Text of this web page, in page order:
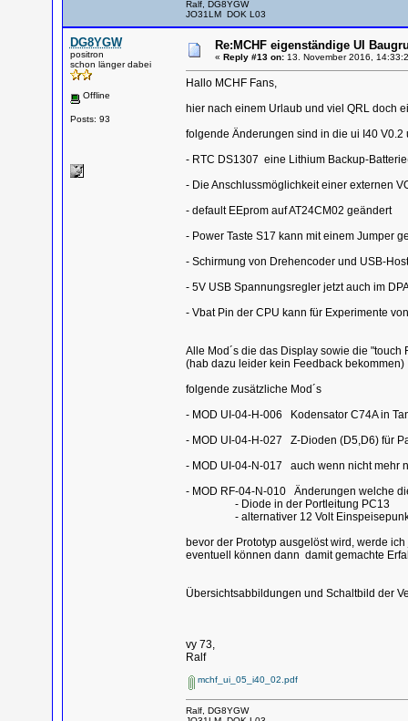
Ralf, DG8YGW
JO31LM DOK L03
DG8YGW
positron
schon länger dabei
Offline
Posts: 93
Re:MCHF eigenständige UI
« Reply #13 on:13. November 2016,
Hallo MCHF Fans,
hier nach einem Urlaub und viel QRL doch
folgende Änderungen sind in die ui I40 V0.2
- RTC DS1307 eine Lithium Backup-
- Die Anschlussmöglichkeit einer externen
- default EEprom auf AT24CM02 geändert
- Power Taste S17 kann mit einem Jumper
- Schirmung von Drehencoder und USB-
- 5V USB Spannungsregler jetzt auch im
- Vbat Pin der CPU kann für Experimente
Alle Mod´s die das Display sowie die
(hab dazu leider kein Feedback bekommen)
folgende zusätzliche Mod´s
- MOD UI-04-H-006 Kodensator C74A in
- MOD UI-04-H-027 Z-Dioden (D5,D6) für
- MOD UI-04-N-017 auch wenn nicht mehr
- MOD RF-04-N-010 Änderungen welche
- Diode in der Portleitung PC13
- alternativer 12 Volt Einspeisepunkt
bevor der Prototyp ausgelöst wird, werde
eventuell können dann damit gemachte
Übersichtsabbildungen und Schaltbild der
vy 73,
Ralf
mchf_ui_05_i40_02.pdf
Ralf, DG8YGW